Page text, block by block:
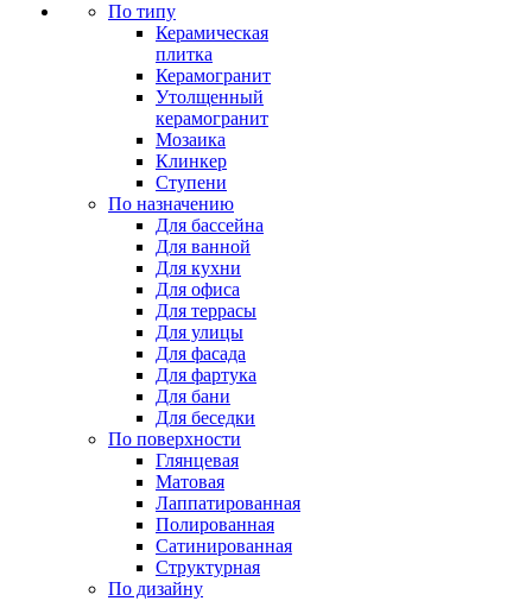
По типу
Керамическая
плитка
Керамогранит
Утолщенный
керамогранит
Мозаика
Клинкер
Ступени
По назначению
Для бассейна
Для ванной
Для кухни
Для офиса
Для террасы
Для улицы
Для фасада
Для фартука
Для бани
Для беседки
По поверхности
Глянцевая
Матовая
Лаппатированная
Полированная
Сатинированная
Структурная
По дизайну